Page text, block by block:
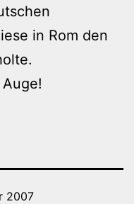
in Rom den
2007